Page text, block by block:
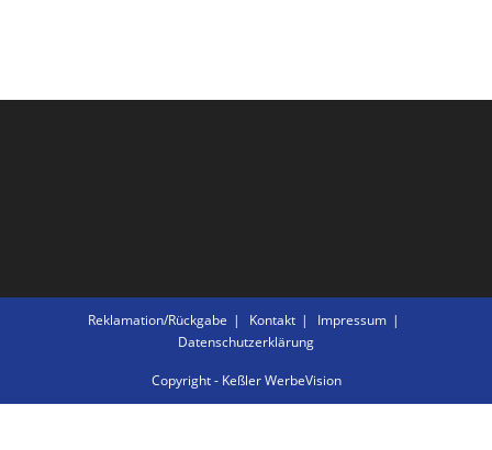
Reklamation/Rückgabe Kontakt
Impressum
Datenschutzerklärung
Copyright - Keßler WerbeVision